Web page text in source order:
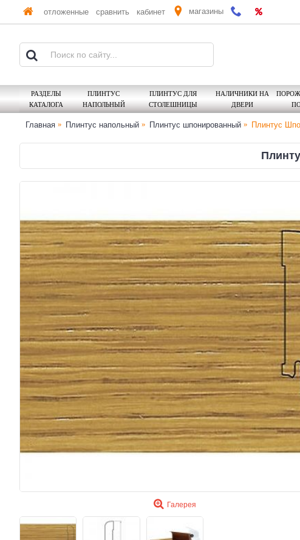
отложенные сравнить кабинет магазины
РАЗДЕЛЫ
КАТАЛОГА
ПЛИНТУС
НАПОЛЬНЫЙ
ПЛИНТУС ДЛЯ
СТОЛЕШНИЦЫ
НАЛИЧНИКИ НА
ДВЕРИ
Главная Плинтус напольный Плинтус шпонированный Плинтус
Галерея